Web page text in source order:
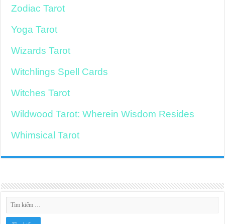
Zodiac Tarot
Yoga Tarot
Wizards Tarot
Witchlings Spell Cards
Witches Tarot
Wildwood Tarot: Wherein Wisdom Resides
Whimsical Tarot